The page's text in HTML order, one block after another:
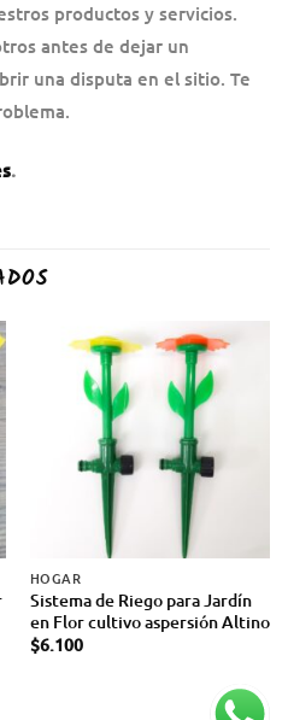
productos y servicios.
antes de dejar un
una disputa en el sitio. Te
.
HOGAR
Sistema de Riego para Jardín
en Flor cultivo aspersión Altino
$6.100